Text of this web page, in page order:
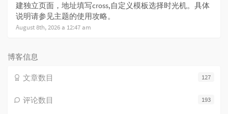
建独立页面，地址填写cross,自定义模板选择时光机。具体
说明请参见主题的使用攻略。
August 8th, 2026 a 12:47 am
博客信息
127
文章数目
193
评论数目